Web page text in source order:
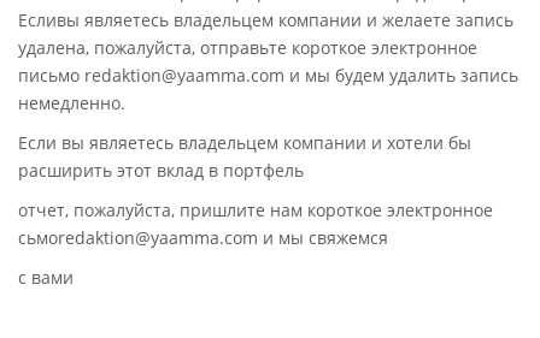
Есливы являетесь владельцем компании и желаете запись
удалена, пожалуйста, отправьте короткое электронное
письмо redaktion@yaamma.com и мы будем удалить запись
немедленно.
Если вы являетесь владельцем компании и хотели бы
расширить этот вклад в портфель
отчет, пожалуйста, пришлите нам короткое электронное
сьмоredaktion@yaamma.com и мы свяжемся
с вами